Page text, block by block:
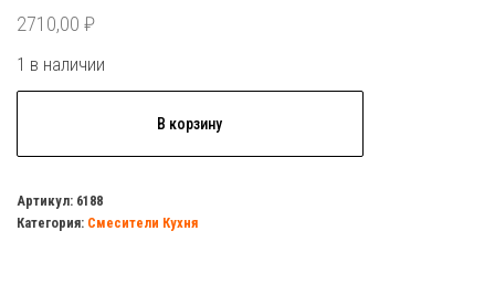
2710,00 ₽
1 в наличии
д/
кухни
В корзину
Артикул: 6188
Категория: Смесители Кухня